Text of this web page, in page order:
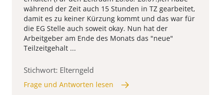
während der Zeit auch 15 Stunden in TZ gearbeitet,
damit es zu keiner Kürzung kommt und das war für
die EG Stelle auch soweit okay. Nun hat der
Arbeitgeber am Ende des Monats das "neue"
Teilzeitgehalt ...
Stichwort: Elterngeld
Frage und Antworten lesen